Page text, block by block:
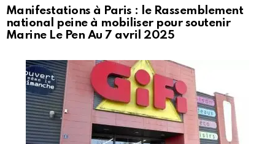
Manifestations à Paris : le Rassemblement
national peine à mobiliser pour soutenir
Marine Le Pen Au 7 avril 2025